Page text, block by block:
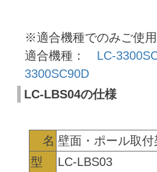
※適合機種でのみご使用
適合機種： LC-
3300SC90D
LC-LBS04の仕様
名 壁面・ポール取付
型
LC-LBS03